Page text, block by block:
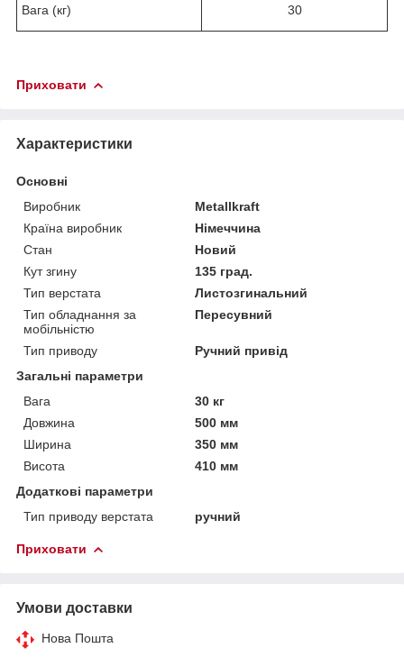
Вага (кг) 30
Приховати
Характеристики
Основні
Виробник
Metallkraft
Країна виробник
Німеччина
Стан
Новий
Кут згину
135 град.
Тип верстата
Листозгинальний
Тип обладнання за
мобільністю
Пересувний
Тип приводу
Ручний привід
Загальні параметри
Вага
30 кг
Довжина
500 мм
Ширина
350 мм
Висота
410 мм
Додаткові параметри
Тип приводу верстата
ручний
Приховати
Умови доставки
Нова Пошта